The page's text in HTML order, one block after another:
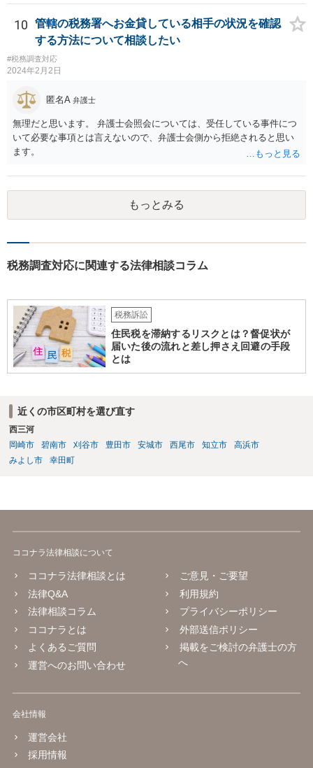
会計の話であり、弁護士では専門外になります。 税務会計の専門家は
税理士又は会計士になりますので、正確なところは税理士などにご相
談ください。
10
管轄の税務署へお金貸している相手の状況を確認
する方法について相談したい
#税務調査対応
2024年2月2日
匿名A 弁護士
無理だと思います。 弁護士会照会については、受任している事件につ
いて必要な事項とは言えないので、弁護士会側から拒絶されると思い
ます。
もっとみる
税務調査対応に関連する法律相談コラム
税務訴訟
住民税を滞納するリスクとは？督促状が
届いた後の流れと差し押さえ回避の手段
とは
近くの市区町村を選び直す
西三河
岡崎市
碧南市 刈谷市 豊田市 安城市 西尾市 知立市
高浜市
みよし市
幸田町
ココナラ法律相談について
ココナラ法律相談とは
法律Q&A
法律相談コラム
ココナラとは
よくあるご質問
運営へのお問い合わせ
ご意見・ご要望
利用規約
プライバシーポリシー
外部送信ポリシー
掲載をご検討の弁護士の方
へ
会社情報
運営会社
採用情報